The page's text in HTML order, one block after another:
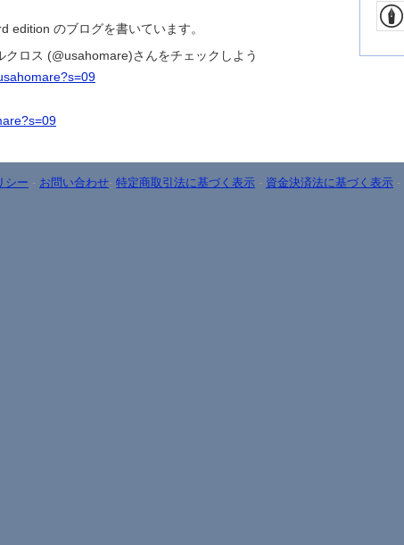
edition のブログを書いています。
クロス (@usahomare)さんをチェックしよう
シー - お問い合わせ- 特定商取引法に基づく表示 - 資金決済法に基づく表示 -